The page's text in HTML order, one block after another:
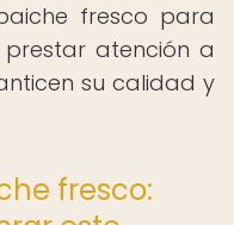
fresco para
atención a
su calidad y
fresco: